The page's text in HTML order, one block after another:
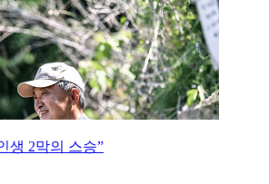
생 2막의 스승”